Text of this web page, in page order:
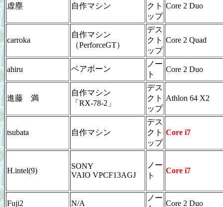
虚塵 自作マシン
クト
ップ
Core 2 Duo
carroka
自作マシン
（PerforceGT）
デス
クト
ップ
Core 2 Quad
ahiru ベアボーン
ノー
ト
Core 2 Duo
進藤 満
自作マシン
「RX-78-2」
デス
クト
ップ
Athlon 64 X2
tsubata 自作マシン
デス
クト
ップ
Core i7
H.intel(9)
SONY
VAIO VPCF13AGJ
ノー
ト
Core i7
Fuji2 N/A
ノー
Core 2 Duo